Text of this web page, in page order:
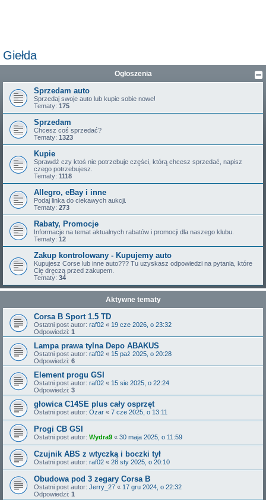
Giełda
Ogłoszenia
Sprzedam auto
Sprzedaj swoje auto lub kupie sobie nowe!
Tematy: 175
Sprzedam
Chcesz coś sprzedać?
Tematy: 1323
Kupie
Sprawdź czy ktoś nie potrzebuje części, którą chcesz sprzedać, napisz
czego potrzebujesz.
Tematy: 1118
Allegro, eBay i inne
Podaj linka do ciekawych aukcji.
Tematy: 273
Rabaty, Promocje
Informacje na temat aktualnych rabatów i promocji dla naszego klubu.
Tematy: 12
Zakup kontrolowany - Kupujemy auto
Kupujesz Corse lub inne auto??? Tu uzyskasz odpowiedzi na pytania, które
Cię dręczą przed zakupem.
Tematy: 34
Aktywne tematy
Corsa B Sport 1.5 TD
Ostatni post autor: raf02 « 19 cze 2026, o 23:32
Odpowiedzi: 1
Lampa prawa tylna Depo ABAKUS
Ostatni post autor: raf02 « 15 paź 2025, o 20:28
Odpowiedzi: 6
Element progu GSI
Ostatni post autor: raf02 « 15 sie 2025, o 22:24
Odpowiedzi: 3
głowica C14SE plus cały osprzęt
Ostatni post autor: Ozar « 7 cze 2025, o 13:11
Progi CB GSI
Ostatni post autor: Wydra9 « 30 maja 2025, o 11:59
Czujnik ABS z wtyczką i boczki tył
Ostatni post autor: raf02 « 28 sty 2025, o 20:10
Obudowa pod 3 zegary Corsa B
Ostatni post autor: Jerry_27 « 17 gru 2024, o 22:32
Odpowiedzi: 1